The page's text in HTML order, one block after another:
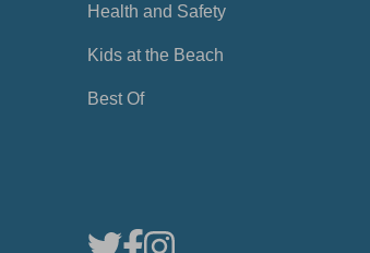
Health and Safety
Kids at the Beach
Best Of